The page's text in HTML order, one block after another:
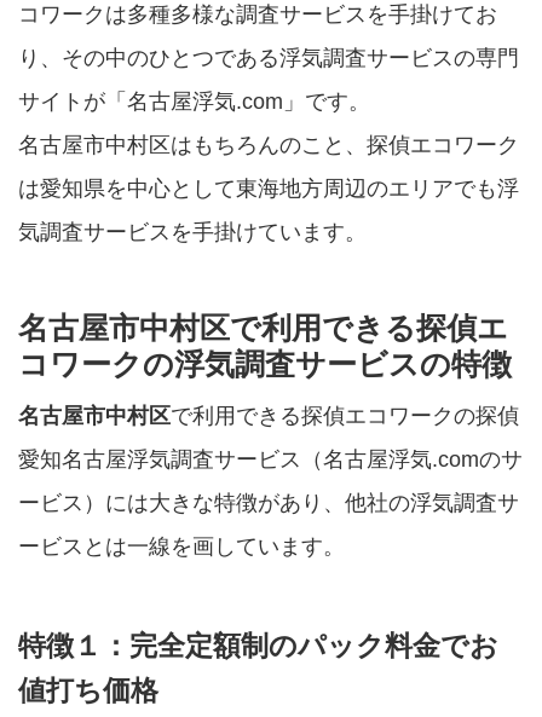
コワークは多種多様な調査サービスを手掛けてお
り、その中のひとつである浮気調査サービスの専門
サイトが「名古屋浮気.com」です。
名古屋市中村区はもちろんのこと、探偵エコワーク
は愛知県を中心として東海地方周辺のエリアでも浮
気調査サービスを手掛けています。
名古屋市中村区で利用できる探偵エ
コワークの浮気調査サービスの特徴
名古屋市中村区で利用できる探偵エコワークの探偵
愛知名古屋浮気調査サービス（名古屋浮気.comのサ
ービス）には大きな特徴があり、他社の浮気調査サ
ービスとは一線を画しています。
特徴１：完全定額制のパック料金でお
値打ち価格